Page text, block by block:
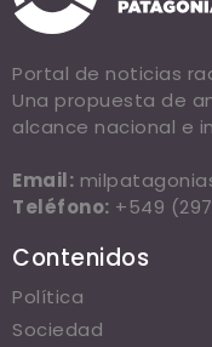
Portal de noticias
Una propuesta de
alcance nacional e
Email:
Teléfono: +549
Contenidos
Política
Sociedad